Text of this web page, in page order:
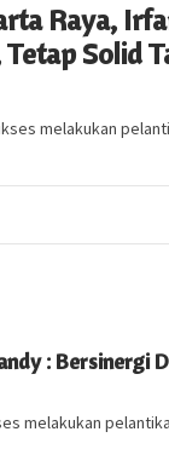
Raya,
Solid
melakukan
: Bersinergi
melakukan